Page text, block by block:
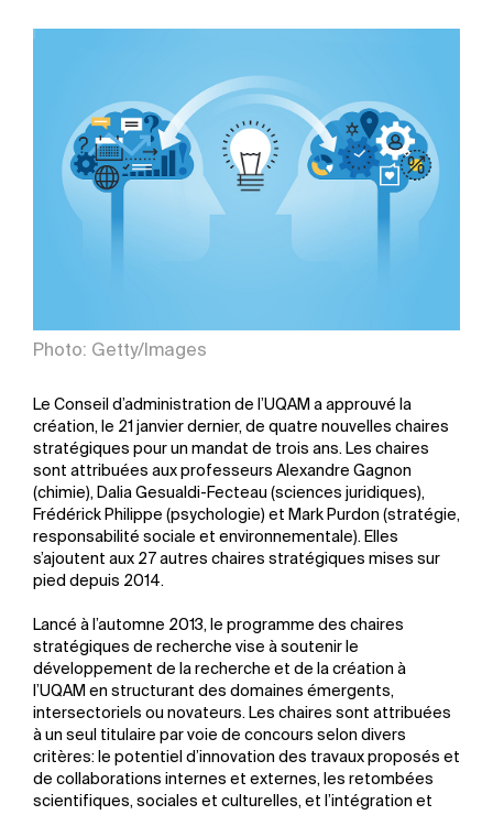
Photo: Getty/Images
Le Conseil d’administration de l’UQAM a approuvé la
création, le 21 janvier dernier, de quatre nouvelles chaires
stratégiques pour un mandat de trois ans. Les chaires
sont attribuées aux professeurs Alexandre Gagnon
(chimie), Dalia Gesualdi-Fecteau (sciences juridiques),
Frédérick Philippe (psychologie) et Mark Purdon (stratégie,
responsabilité sociale et environnementale). Elles
s’ajoutent aux 27 autres chaires stratégiques mises sur
pied depuis 2014.
Lancé à l’automne 2013, le programme des chaires
stratégiques de recherche vise à soutenir le
développement de la recherche et de la création à
l’UQAM en structurant des domaines émergents,
intersectoriels ou novateurs. Les chaires sont attribuées
à un seul titulaire par voie de concours selon divers
critères: le potentiel d’innovation des travaux proposés et
de collaborations internes et externes, les retombées
scientifiques, sociales et culturelles, et l’intégration et